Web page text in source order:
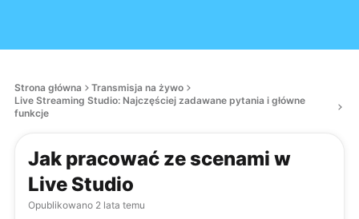
Strona główna
Transmisja na żywo
Live Streaming Studio: Najczęściej zadawane pytania i główne
funkcje
Jak pracować ze scenami w
Live Studio
Opublikowano 2 lata temu